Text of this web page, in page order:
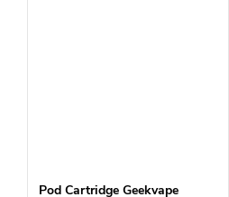
Pod Cartridge Geekvape